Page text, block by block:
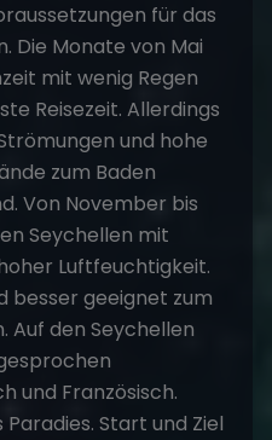
für das
Die Monate von Mai
mit wenig Regen
Reisezeit. Allerdings
und hohe
zum Baden
Von November bis
Seychellen mit
Luftfeuchtigkeit.
besser geeignet zum
Auf den Seychellen
und Französisch.
Start und Ziel